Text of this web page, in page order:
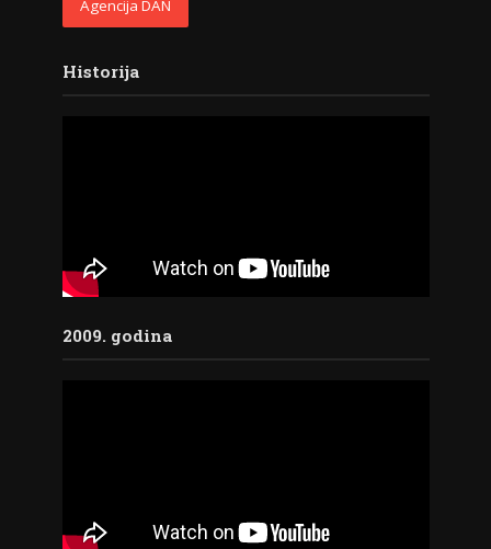
Agencija DAN
Historija
2009. godina